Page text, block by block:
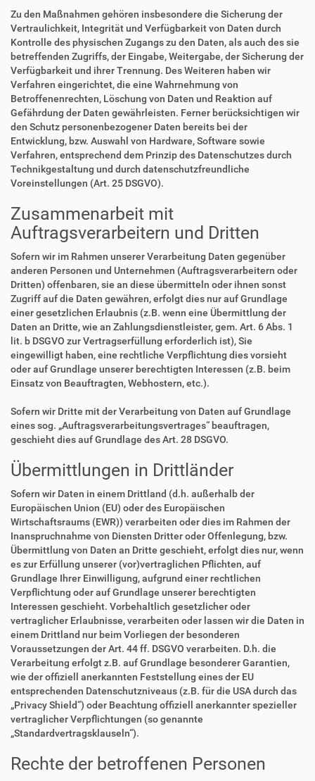
Zu den Maßnahmen gehören insbesondere die Sicherung der
Vertraulichkeit, Integrität und Verfügbarkeit von Daten durch
Kontrolle des physischen Zugangs zu den Daten, als auch des sie
betreffenden Zugriffs, der Eingabe, Weitergabe, der Sicherung der
Verfügbarkeit und ihrer Trennung. Des Weiteren haben wir
Verfahren eingerichtet, die eine Wahrnehmung von
Betroffenenrechten, Löschung von Daten und Reaktion auf
Gefährdung der Daten gewährleisten. Ferner berücksichtigen wir
den Schutz personenbezogener Daten bereits bei der
Entwicklung, bzw. Auswahl von Hardware, Software sowie
Verfahren, entsprechend dem Prinzip des Datenschutzes durch
Technikgestaltung und durch datenschutzfreundliche
Voreinstellungen (Art. 25 DSGVO).
Zusammenarbeit mit
Auftragsverarbeitern und Dritten
Sofern wir im Rahmen unserer Verarbeitung Daten gegenüber
anderen Personen und Unternehmen (Auftragsverarbeitern oder
Dritten) offenbaren, sie an diese übermitteln oder ihnen sonst
Zugriff auf die Daten gewähren, erfolgt dies nur auf Grundlage
einer gesetzlichen Erlaubnis (z.B. wenn eine Übermittlung der
Daten an Dritte, wie an Zahlungsdienstleister, gem. Art. 6 Abs. 1
lit. b DSGVO zur Vertragserfüllung erforderlich ist), Sie
eingewilligt haben, eine rechtliche Verpflichtung dies vorsieht
oder auf Grundlage unserer berechtigten Interessen (z.B. beim
Einsatz von Beauftragten, Webhostern, etc.).
Sofern wir Dritte mit der Verarbeitung von Daten auf Grundlage
eines sog. „Auftragsverarbeitungsvertrages“ beauftragen,
geschieht dies auf Grundlage des Art. 28 DSGVO.
Übermittlungen in Drittländer
Sofern wir Daten in einem Drittland (d.h. außerhalb der
Europäischen Union (EU) oder des Europäischen
Wirtschaftsraums (EWR)) verarbeiten oder dies im Rahmen der
Inanspruchnahme von Diensten Dritter oder Offenlegung, bzw.
Übermittlung von Daten an Dritte geschieht, erfolgt dies nur, wenn
es zur Erfüllung unserer (vor)vertraglichen Pflichten, auf
Grundlage Ihrer Einwilligung, aufgrund einer rechtlichen
Verpflichtung oder auf Grundlage unserer berechtigten
Interessen geschieht. Vorbehaltlich gesetzlicher oder
vertraglicher Erlaubnisse, verarbeiten oder lassen wir die Daten in
einem Drittland nur beim Vorliegen der besonderen
Voraussetzungen der Art. 44 ff. DSGVO verarbeiten. D.h. die
Verarbeitung erfolgt z.B. auf Grundlage besonderer Garantien,
wie der offiziell anerkannten Feststellung eines der EU
entsprechenden Datenschutzniveaus (z.B. für die USA durch das
„Privacy Shield“) oder Beachtung offiziell anerkannter spezieller
vertraglicher Verpflichtungen (so genannte
„Standardvertragsklauseln“).
Rechte der betroffenen Personen